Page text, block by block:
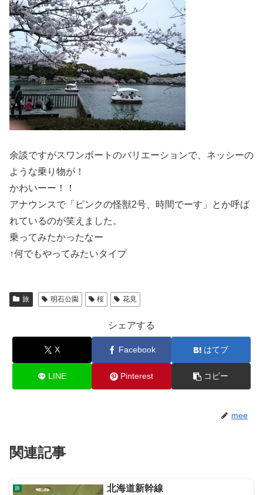
余談ですがスワンボートのバリエーションで、ネッシーの
ような乗り物が！
かわいーー！！
アナウンスで「ピンクの怪獣2号、時間でーす」とか呼ば
れているのが笑えました。
乗ってみたかったなー
↑何でもやってみたいタイプ
旅 明石公園 桜 花見
シェアする
X Facebook はてブ
LINE Pinterest コピー
mee
関連記事
旅 北海道新幹線